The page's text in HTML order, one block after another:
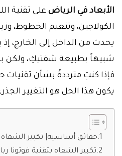
الأبعاد في الرياض على تقنية
الكولاجين، وتنعيم الخطوط،
يحدث من الداخل إلى الخارج،
شبيهاً بطبيعة شفتيكِ، ولكن
فإذا كنتِ مترددةً بشأن تقنيات
يكون هذا الحل هو التغيير
حقائق أساسية| تكبير الشفاه
تكبير الشفاه بتقنية فوتونا